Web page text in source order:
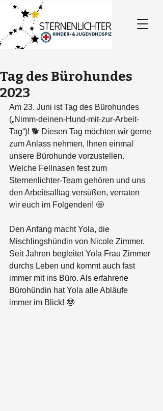
Tag des Bürohundes
2023
Am 23. Juni ist Tag des Bürohundes
(„Nimm-deinen-Hund-mit-zur-Arbeit-
Tag“)! 🐕 Diesen Tag möchten wir gerne
zum Anlass nehmen, Ihnen einmal
unsere Bürohunde vorzustellen.
Welche Fellnasen fest zum
Sternenlichter-Team gehören und uns
den Arbeitsalltag versüßen, verraten
wir euch im Folgenden! 🤩
Den Anfang macht Yola, die
Mischlingshündin von Nicole Zimmer.
Seit Jahren begleitet Yola Frau Zimmer
durchs Leben und kommt auch fast
immer mit ins Büro. Als erfahrene
Bürohündin hat Yola alle Abläufe
immer im Blick! 🤓